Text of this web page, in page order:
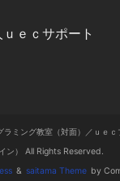
ｅｃサポート
ミング教室（対面）／ｕｅｃ
ン） All Rights Reserved.
& saitama Theme by